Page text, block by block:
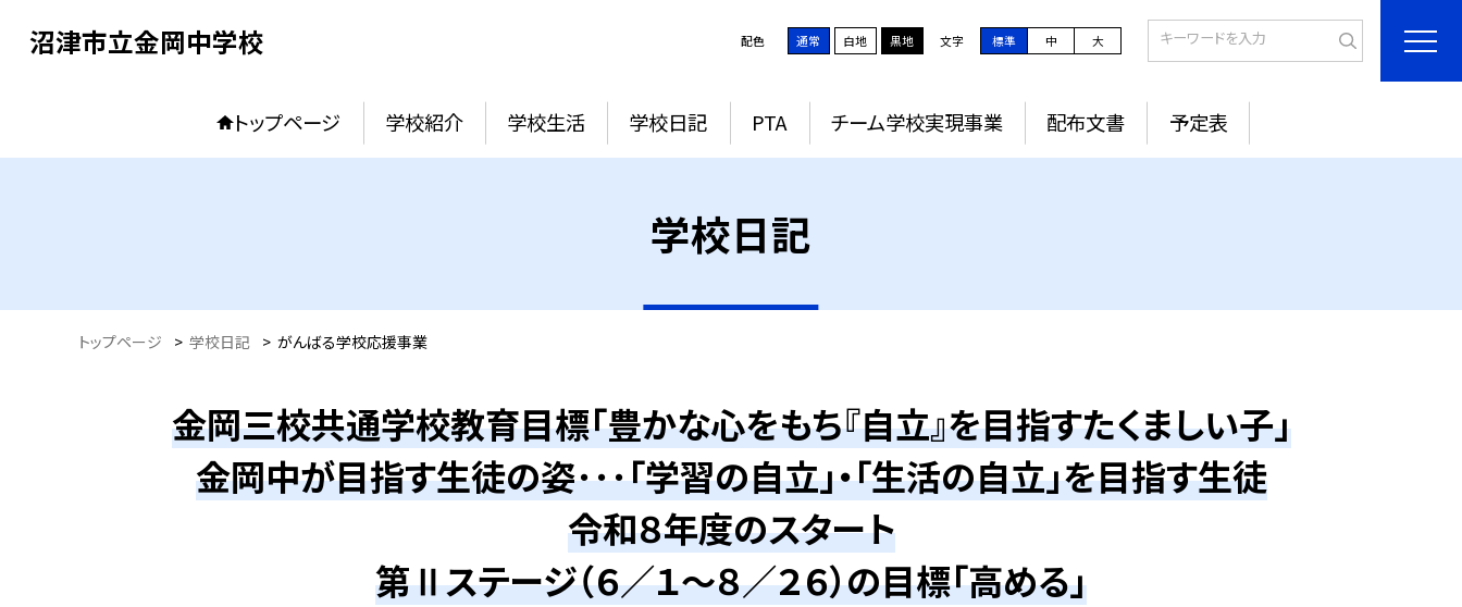
沼津市立金岡中学校 配色 通常 白地 黒地 文字 標準 中 大
トップページ 学校紹介 学校生活 学校日記 PTA チーム学校実現事業 配布文書 予定表
学校日記
トップページ > 学校日記 > がんばる学校応援事業
金岡三校共通学校教育目標「豊かな心をもち『自立』を目指すたくましい子」
金岡中が目指す生徒の姿･･･「学習の自立」・「生活の自立」を目指す生徒
令和８年度のスタート
第Ⅱステージ（６／１～８／２６）の目標「高める」